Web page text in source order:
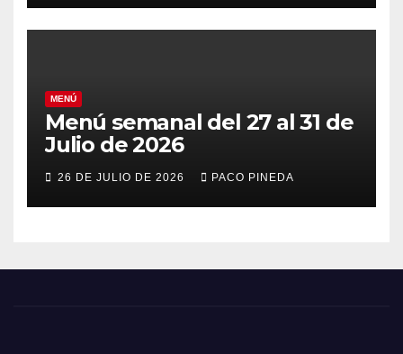
MENÚ
Menú semanal del 27 al 31 de
Julio de 2026
26 DE JULIO DE 2026 PACO PINEDA